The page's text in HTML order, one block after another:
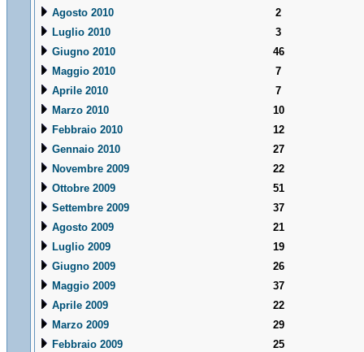
Agosto 2010
2
Luglio 2010
3
Giugno 2010
46
Maggio 2010
7
Aprile 2010
7
Marzo 2010
10
Febbraio 2010
12
Gennaio 2010
27
Novembre 2009
22
Ottobre 2009
51
Settembre 2009
37
Agosto 2009
21
Luglio 2009
19
Giugno 2009
26
Maggio 2009
37
Aprile 2009
22
Marzo 2009
29
Febbraio 2009
25